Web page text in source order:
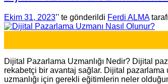
Ekim 31, 2023’' te gönderildi Ferdi ALMA
Dijital Pazarlama Uzmanlığı Nedir? Dijital
rekabetçi bir avantaj sağlar. Dijital pazarlama
uzmanlığı için gerekli eğitimlerin neler